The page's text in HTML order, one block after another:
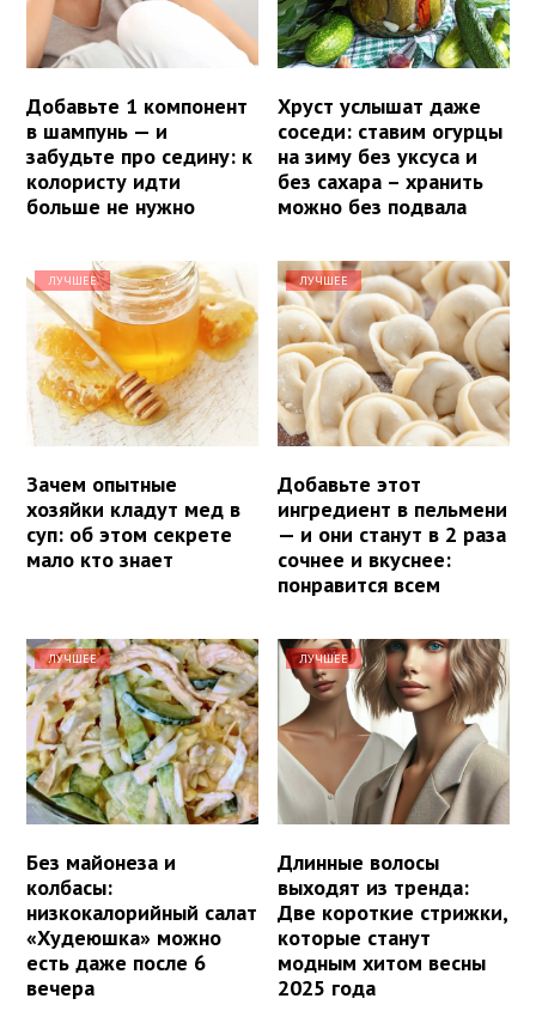
Добавьте 1 компонент
в шампунь — и
забудьте про седину: к
колористу идти
больше не нужно
Хруст услышат даже
соседи: ставим огурцы
на зиму без уксуса и
без сахара – хранить
можно без подвала
ЛУЧШЕЕ
Зачем опытные
хозяйки кладут мед в
суп: об этом секрете
мало кто знает
ЛУЧШЕЕ
Добавьте этот
ингредиент в пельмени
— и они станут в 2 раза
сочнее и вкуснее:
понравится всем
ЛУЧШЕЕ
Без майонеза и
колбасы:
низкокалорийный салат
«Худеюшка» можно
есть даже после 6
вечера
ЛУЧШЕЕ
Длинные волосы
выходят из тренда:
Две короткие стрижки,
которые станут
модным хитом весны
2025 года